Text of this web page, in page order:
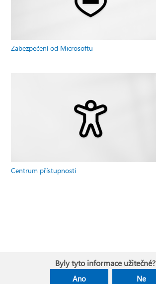
Zabezpečení od Microsoftu
Centrum přístupnosti
Byly tyto informace užitečné?
Ano Ne